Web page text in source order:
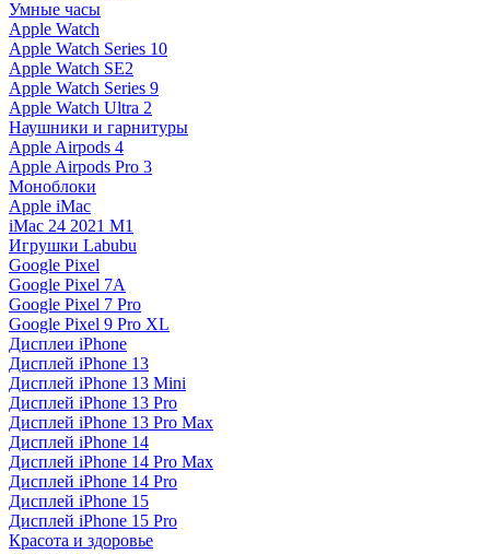
Умные часы
Apple Watch
Apple Watch Series 10
Apple Watch SE2
Apple Watch Series 9
Apple Watch Ultra 2
Наушники и гарнитуры
Apple Airpods 4
Apple Airpods Pro 3
Моноблоки
Apple iMac
iMac 24 2021 M1
Игрушки Labubu
Google Pixel
Google Pixel 7А
Google Pixel 7 Pro
Google Pixel 9 Pro XL
Дисплеи iPhone
Дисплей iPhone 13
Дисплей iPhone 13 Mini
Дисплей iPhone 13 Pro
Дисплей iPhone 13 Pro Max
Дисплей iPhone 14
Дисплей iPhone 14 Pro Max
Дисплей iPhone 14 Pro
Дисплей iPhone 15
Дисплей iPhone 15 Pro
Красота и здоровье